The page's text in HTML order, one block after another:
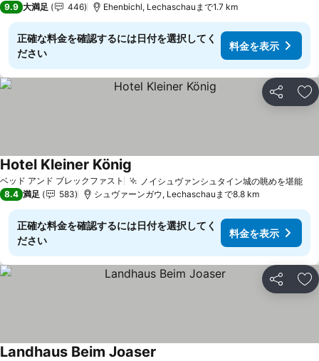
9.9 大満足 446 Ehenbichl, Lechaschauまで1.7 km
正確な料金を確認するには日付を選択してく
ださい
料金を表示
シェア お
ベッド アンド ブレックファスト ノイシュヴァンシュタイン城の眺めを堪能
Hotel Kleiner König
8.4 満足 583 シュヴァーンガウ, Lechaschauまで8.8 km
正確な料金を確認するには日付を選択してく
ださい
料金を表示
シェア お
Landhaus Beim Joaser